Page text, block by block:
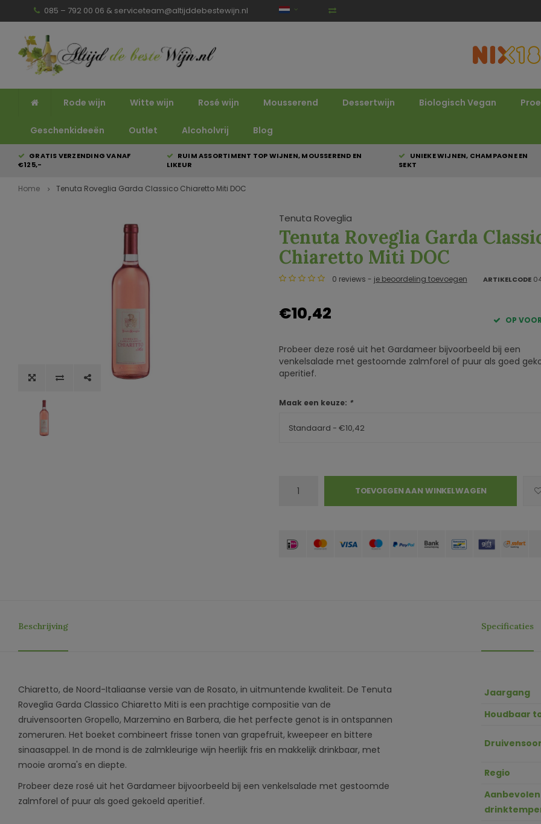
085 – 792 00 06 & serviceteam@altijddebestewijn.nl
Rode wijn Witte wijn Rosé wijn Mousserend Dessertwijn Biologisch Vegan
Geschenkideeën Outlet Alcoholvrij Blog
GRATIS VERZENDING VANAF
€125,-
RUIM ASSORTIMENT TOP WIJNEN, MOUSSEREND EN
LIKEUR
UNIEKE WIJNEN, CHAMPAGNE EN
SEKT
Home Tenuta Roveglia Garda Classico Chiaretto Miti DOC
Tenuta Roveglia
Tenuta Roveglia Garda
Chiaretto Miti DOC
0 reviews - je beoordeling toevoegen ARTIKELCODE
€10,42 OP
Probeer deze rosé uit het Gardameer bijvoorbeeld bij een
venkelsalade met gestoomde zalmforel of puur als goed
aperitief.
Maak een keuze: *
Standaard - €10,42
TOEVOEGEN AAN WINKELWAGEN
Beschrijving Specificaties
Chiaretto, de Noord-Italiaanse versie van de Rosato, in uitmuntende kwaliteit. De Tenuta
Roveglia Garda Classico Chiaretto Miti is een prachtige compositie van de
druivensoorten Gropello, Marzemino en Barbera, die het perfecte genot is in ontspannen
zomeruren. Het boeket combineert frisse tonen van grapefruit, kweepeer en bittere
sinaasappel. In de mond is de zalmkleurige wijn heerlijk fris en makkelijk drinkbaar, met
mooie aroma's en diepte.
Probeer deze rosé uit het Gardameer bijvoorbeeld bij een venkelsalade met gestoomde
zalmforel of puur als goed gekoeld aperitief.
Jaargang
Houdbaar
Regio
Aanbevolen